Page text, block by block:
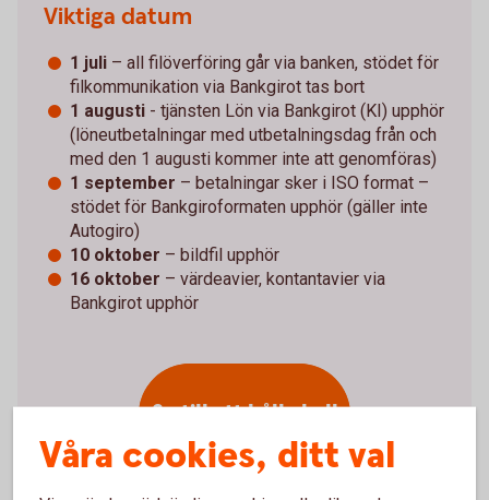
Viktiga datum
1 juli – all filöverföring går via banken, stödet för
filkommunikation via Bankgirot tas bort
1 augusti - tjänsten Lön via Bankgirot (KI) upphör
(löneutbetalningar med utbetalningsdag från och
med den 1 augusti kommer inte att genomföras)
1 september – betalningar sker i ISO format –
stödet för Bankgiroformaten upphör (gäller inte
Autogiro)
10 oktober – bildfil upphör
16 oktober – värdeavier, kontantavier via
Bankgirot upphör
Se till att hålla koll
på alla viktiga
datum!
Våra cookies, ditt val